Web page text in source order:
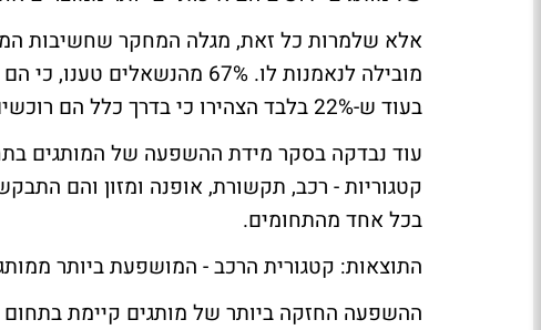
אלא שלמרות כל זאת, מגלה המחקר שחשיבות
מובילה לנאמנות לו. 67%
בעוד ש-22% בלבד הצהירו כי בדרך כלל הם רוכשים מוצרים מאותו יצרן.
עוד נבדקה בסקר מידת ההשפעה של המותגים
בכל אחד מהתחומים.
התוצאות: קטגורית הרכב - המושפעת ביותר